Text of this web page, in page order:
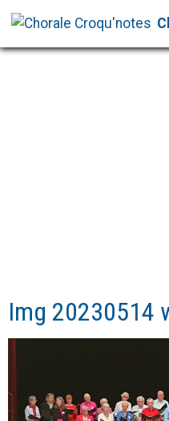
Img 20230514